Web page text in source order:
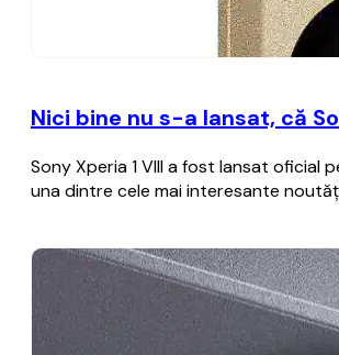
Nici bine nu s-a lansat, că
Sony Xperia 1 VIII a fost lansat oficial
una dintre cele mai interesante